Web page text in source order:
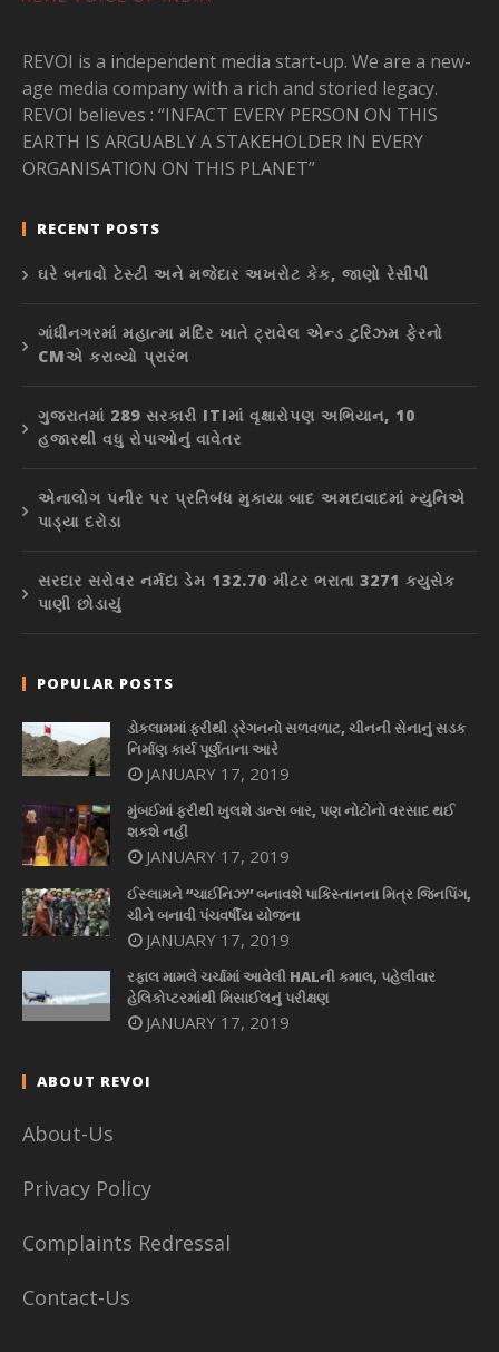
REVOI is a independent media start-up. We are a new-
age media company with a rich and storied legacy.
REVOI believes : “INFACT EVERY PERSON ON THIS
EARTH IS ARGUABLY A STAKEHOLDER IN EVERY
ORGANISATION ON THIS PLANET”
RECENT POSTS
ઘરે બનાવો ટેસ્ટી અને મજેદાર અખરોટ કેક, જાણો રેસીપી
ગાંધીનગરમાં મહાત્મા મંદિર ખાતે ટ્રાવેલ એન્ડ ટુરિઝમ ફેરનો
CMએ કરાવ્યો પ્રારંભ
ગુજરાતમાં 289 સરકારી ITIમાં વૃક્ષારોપણ અભિયાન, 10
હજારથી વધુ રોપાઓનું વાવેતર
એનાલોગ પનીર પર પ્રતિબંધ મુકાયા બાદ અમદાવાદમાં મ્યુનિએ
પાડ્યા દરોડા
સરદાર સરોવર નર્મદા ડેમ 132.70 મીટર ભરાતા 3271 ક્યુસેક
પાણી છોડાયું
POPULAR POSTS
ડોકલામમાં ફરીથી ડ્રેગનનો સળવળાટ, ચીનની સેનાનું સડક
નિર્માણ કાર્ય પૂર્ણતાના આરે
JANUARY 17, 2019
મુંબઈમાં ફરીથી ખુલશે ડાન્સ બાર, પણ નોટોનો વરસાદ થઈ
શકશે નહીં
JANUARY 17, 2019
ઈસ્લામને “ચાઈનિઝ” બનાવશે પાકિસ્તાનના મિત્ર જિનપિંગ,
ચીને બનાવી પંચવર્ષીય યોજના
JANUARY 17, 2019
રફાલ મામલે ચર્ચામાં આવેલી HALની કમાલ, પહેલીવાર
હેલિકોપ્ટરમાંથી મિસાઈલનું પરીક્ષણ
JANUARY 17, 2019
ABOUT REVOI
About-Us
Privacy Policy
Complaints Redressal
Contact-Us